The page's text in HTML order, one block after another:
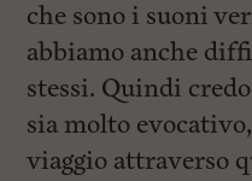
che sono i suoni
abbiamo anche
stessi. Quindi
sia molto
viaggio attraverso